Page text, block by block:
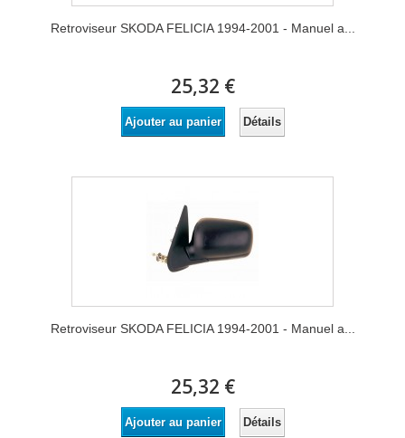
Retroviseur SKODA FELICIA 1994-2001 - Manuel a...
25,32 €
Ajouter au panier Détails
Retroviseur SKODA FELICIA 1994-2001 - Manuel a...
25,32 €
Ajouter au panier Détails